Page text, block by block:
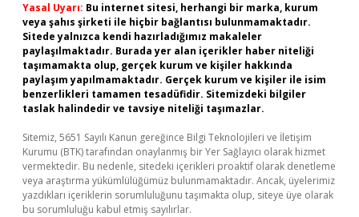
Yasal Uyarı: Bu internet sitesi, herhangi bir marka, kurum
veya şahıs şirketi ile hiçbir bağlantısı bulunmamaktadır.
Sitede yalnızca kendi hazırladığımız makaleler
paylaşılmaktadır. Burada yer alan içerikler haber niteliği
taşımamakta olup, gerçek kurum ve kişiler hakkında
paylaşım yapılmamaktadır. Gerçek kurum ve kişiler ile isim
benzerlikleri tamamen tesadüfidir. Sitemizdeki bilgiler
taslak halindedir ve tavsiye niteliği taşımazlar.
Sitemiz, 5651 Sayılı Kanun gereğince Bilgi Teknolojileri ve İletişim
Kurumu (BTK) tarafından onaylanmış bir Yer Sağlayıcı olarak hizmet
vermektedir. Bu nedenle, sitedeki içerikleri proaktif olarak denetleme
veya araştırma yükümlülüğümüz bulunmamaktadır. Ancak, üyelerimiz
yazdıkları içeriklerin sorumluluğunu taşımakta olup, siteye üye olarak
bu sorumluluğu kabul etmiş sayılırlar.